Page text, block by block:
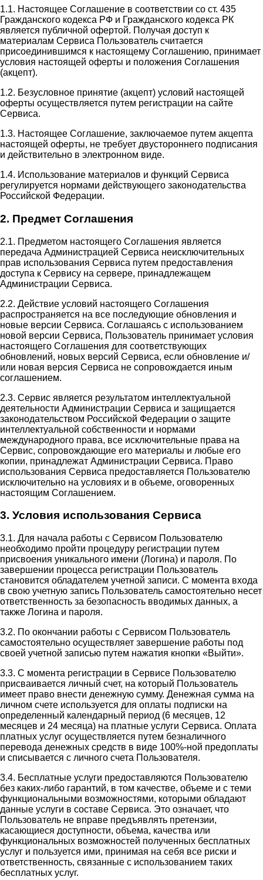
1.1. Настоящее Соглашение в соответствии со ст. 435
Гражданского кодекса РФ и Гражданского кодекса РК
является публичной офертой. Получая доступ к
материалам Сервиса Пользователь считается
присоединившимся к настоящему Соглашению, принимает
условия настоящей оферты и положения Соглашения
(акцепт).
1.2. Безусловное принятие (акцепт) условий настоящей
оферты осуществляется путем регистрации на сайте
Сервиса.
1.3. Настоящее Соглашение, заключаемое путем акцепта
настоящей оферты, не требует двустороннего подписания
и действительно в электронном виде.
1.4. Использование материалов и функций Сервиса
регулируется нормами действующего законодательства
Российской Федерации.
2. Предмет Соглашения
2.1. Предметом настоящего Соглашения является
передача Администрацией Сервиса неисключительных
прав использования Сервиса путем предоставления
доступа к Сервису на сервере, принадлежащем
Администрации Сервиса.
2.2. Действие условий настоящего Соглашения
распространяется на все последующие обновления и
новые версии Сервиса. Соглашаясь с использованием
новой версии Сервиса, Пользователь принимает условия
настоящего Соглашения для соответствующих
обновлений, новых версий Сервиса, если обновление и/
или новая версия Сервиса не сопровождается иным
соглашением.
2.3. Сервис является результатом интеллектуальной
деятельности Администрации Сервиса и защищается
законодательством Российской Федерации о защите
интеллектуальной собственности и нормами
международного права, все исключительные права на
Сервис, сопровождающие его материалы и любые его
копии, принадлежат Администрации Сервиса. Право
использования Сервиса предоставляется Пользователю
исключительно на условиях и в объеме, оговоренных
настоящим Соглашением.
3. Условия использования Сервиса
3.1. Для начала работы с Сервисом Пользователю
необходимо пройти процедуру регистрации путем
присвоения уникального имени (Логина) и пароля. По
завершении процесса регистрации Пользователь
становится обладателем учетной записи. С момента входа
в свою учетную запись Пользователь самостоятельно несет
ответственность за безопасность вводимых данных, а
также Логина и пароля.
3.2. По окончании работы с Сервисом Пользователь
самостоятельно осуществляет завершение работы под
своей учетной записью путем нажатия кнопки «Выйти».
3.3. С момента регистрации в Сервисе Пользователю
присваивается личный счет, на который Пользователь
имеет право внести денежную сумму. Денежная сумма на
личном счете используется для оплаты подписки на
определенный календарный период (6 месяцев, 12
месяцев и 24 месяца) на платные услуги Сервиса. Оплата
платных услуг осуществляется путем безналичного
перевода денежных средств в виде 100%-ной предоплаты
и списывается с личного счета Пользователя.
3.4. Бесплатные услуги предоставляются Пользователю
без каких-либо гарантий, в том качестве, объеме и с теми
функциональными возможностями, которыми обладают
данные услуги в составе Сервиса. Это означает, что
Пользователь не вправе предъявлять претензии,
касающиеся доступности, объема, качества или
функциональных возможностей полученных бесплатных
услуг и пользуется ими, принимая на себя все риски и
ответственность, связанные с использованием таких
бесплатных услуг.